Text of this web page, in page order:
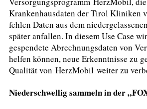
Krankenhausdaten der Tirol Kliniken
fehlen Daten aus dem
später anfallen. In diesem Use Case
gespendete Abrechnungsdaten von
helfen können, neue Erkenntnisse zu
Qualität von HerzMobil weiter zu
Niederschwellig sammeln in der